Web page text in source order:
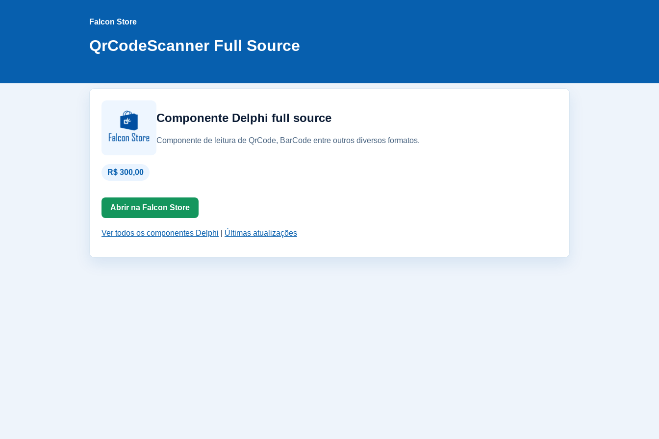
Falcon Store
QrCodeScanner Full Source
Componente Delphi full source
Componente de leitura de QrCode, BarCode entre outros diversos formatos.
R$ 300,00
Abrir na Falcon Store
Ver todos os componentes Delphi Últimas atualizações